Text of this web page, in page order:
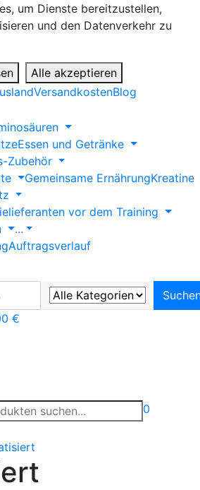
um Dienste bereitzustellen,
und den Datenverkehr zu
Alle akzeptieren
VersandkostenBlog
Essen und Getränke
Zubehör
Gemeinsame ErnährungKreatine
vor dem Training
...
Auftragsverlauf
€
0